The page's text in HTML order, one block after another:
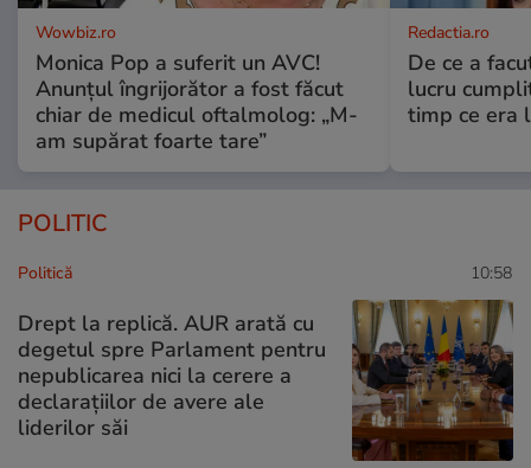
Wowbiz.ro
Monica Pop a suferit un AVC!
Anunțul îngrijorător a fost făcut
chiar de medicul oftalmolog: „M-
am supărat foarte tare”
Redactia.ro
De ce a
lucru
timp ce era
POLITIC
Politică 10:58
Drept la replică. AUR arată cu
degetul spre Parlament pentru
nepublicarea nici la cerere a
declarațiilor de avere ale
liderilor săi